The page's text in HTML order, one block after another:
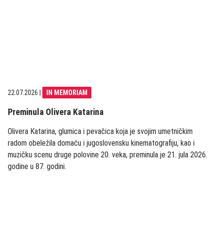
22.07.2026 IN MEMORIAM
Preminula Olivera Katarina
Olivera Katarina, glumica i pevačica koja je svojim umetničkim
radom obeležila domaću i jugoslovensku kinematografiju, kao i
muzičku scenu druge polovine 20. veka, preminula je 21. jula 2026.
godine u 87. godini.